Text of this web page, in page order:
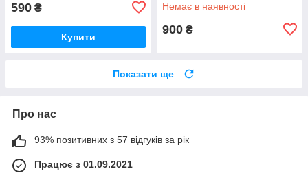
590 ₴
Купити
Немає в наявності
900 ₴
Показати ще
Про нас
93% позитивних з 57 відгуків за рік
Працює з 01.09.2021